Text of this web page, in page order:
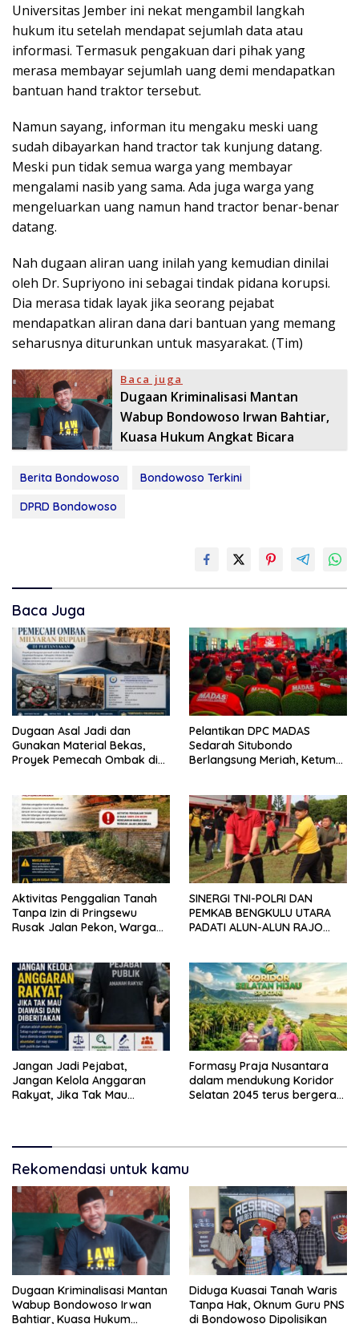
Universitas Jember ini nekat mengambil langkah
hukum itu setelah mendapat sejumlah data atau
informasi. Termasuk pengakuan dari pihak yang
merasa membayar sejumlah uang demi mendapatkan
bantuan hand traktor tersebut.
Namun sayang, informan itu mengaku meski uang
sudah dibayarkan hand tractor tak kunjung datang.
Meski pun tidak semua warga yang membayar
mengalami nasib yang sama. Ada juga warga yang
mengeluarkan uang namun hand tractor benar-benar
datang.
Nah dugaan aliran uang inilah yang kemudian dinilai
oleh Dr. Supriyono ini sebagai tindak pidana korupsi.
Dia merasa tidak layak jika seorang pejabat
mendapatkan aliran dana dari bantuan yang memang
seharusnya diturunkan untuk masyarakat. (Tim)
Baca juga
Dugaan Kriminalisasi Mantan
Wabup Bondowoso Irwan Bahtiar,
Kuasa Hukum Angkat Bicara
Berita Bondowoso
Bondowoso Terkini
DPRD Bondowoso
Baca Juga
Dugaan Asal Jadi dan
Gunakan Material Bekas,
Proyek Pemecah Ombak di
Pelantikan DPC MADAS
Sedarah Situbondo
Berlangsung Meriah, Ketum
Masyarakat
Aktivitas Penggalian Tanah
Tanpa Izin di Pringsewu
Rusak Jalan Pekon, Warga
SINERGI TNI-POLRI DAN
PEMKAB BENGKULU UTARA
PADATI ALUN-ALUN RAJO
Jangan Jadi Pejabat,
Jangan Kelola Anggaran
Rakyat, Jika Tak Mau
Formasy Praja Nusantara
dalam mendukung Koridor
Selatan 2045 terus bergerak
Rekomendasi untuk kamu
Dugaan Kriminalisasi Mantan
Wabup Bondowoso Irwan
Bahtiar, Kuasa Hukum
Diduga Kuasai Tanah Waris
Tanpa Hak, Oknum Guru PNS
di Bondowoso Dipolisikan